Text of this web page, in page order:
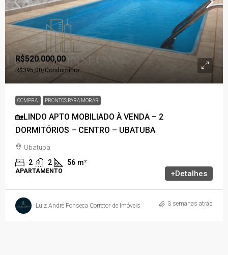
R$520.000,00
R$395,00/Condomínio
COMPRA PRONTOS PARA MORAR
🏡LINDO APTO MOBILIADO À VENDA – 2
DORMITÓRIOS – CENTRO – UBATUBA
Ubatuba
2 2 56 m²
APARTAMENTO +Detalhes
Luiz André Fonseca Corretor de Imóveis 3 semanas atrás